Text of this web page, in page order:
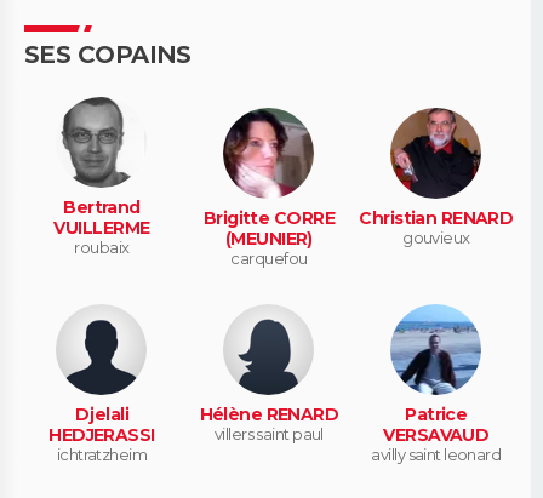
SES COPAINS
Bertrand
VUILLERME
roubaix
Brigitte CORRE
(MEUNIER)
carquefou
Christian RENARD
gouvieux
Djelali
HEDJERASSI
ichtratzheim
Hélène RENARD
villers saint paul
Patrice
VERSAVAUD
avilly saint leonard